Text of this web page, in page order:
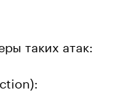
таких атак: